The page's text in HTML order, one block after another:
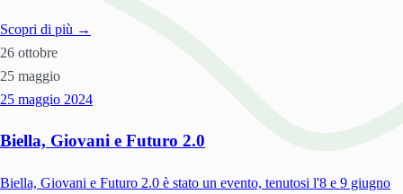
Scopri di più →
26 ottobre
25 maggio
25 maggio 2024
Biella, Giovani e Futuro 2.0
Biella, Giovani e Futuro 2.0 è stato un evento, tenutosi l'8 e 9 giugno